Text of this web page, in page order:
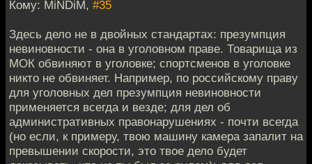
Кому: MiNDiM, #35
Здесь дело не в двойных стандартах: презумпция
невиновности - она в уголовном праве. Товарища из
МОК обвиняют в уголовке; спортсменов в уголовке
никто не обвиняет. Например, по российскому праву
для уголовных дел презумпция невиновности
применяется всегда и везде; для дел об
административных правонарушениях - почти всегда
(но если, к примеру, твою машину камера запалит на
превышении скорости, это твое дело будет